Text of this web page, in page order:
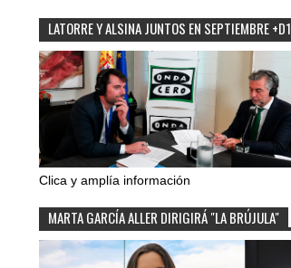
LATORRE Y ALSINA JUNTOS EN SEPTIEMBRE +D1
Clica y amplía información
MARTA GARCÍA ALLER DIRIGIRÁ "LA BRÚJULA"